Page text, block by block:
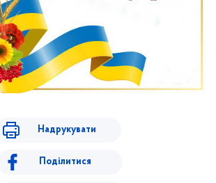
Надрукувати
Поділитися